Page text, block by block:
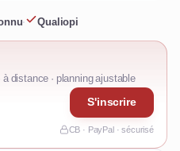
· Qualiopi
distance · planning ajustable
S'inscrire
CB · PayPal · sécurisé